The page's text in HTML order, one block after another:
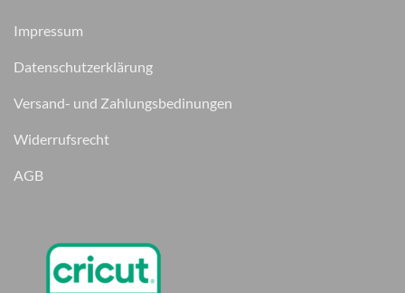
Impressum
Datenschutzerklärung
Versand- und Zahlungsbedinungen
Widerrufsrecht
AGB